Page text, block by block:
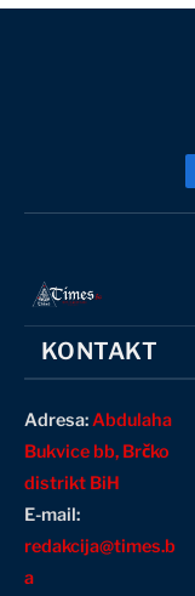
KONTAKT
Adresa:Abdulaha
Bukvice bb, Brčko
distrikt BiH
E-mail:
redakcija@times.b
a